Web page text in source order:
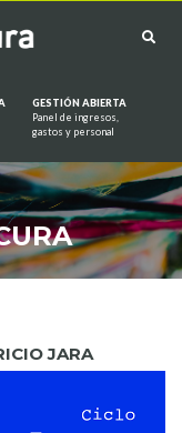
GESTIÓN ABIERTA
Panel de ingresos,
gastos y personal
JARA